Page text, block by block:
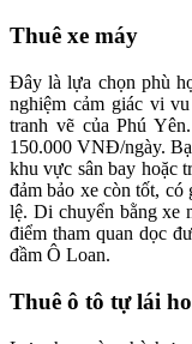
Thuê xe máy
Đây là lựa chọn phù
nghiệm cảm giác vi
tranh vẽ của Phú
150.000 VNĐ/ngày.
khu vực sân bay hoặc
đảm bảo xe còn tốt, có
lệ. Di chuyển bằng xe
điểm tham quan dọc
đầm Ô Loan.
Thuê ô tô tự lái